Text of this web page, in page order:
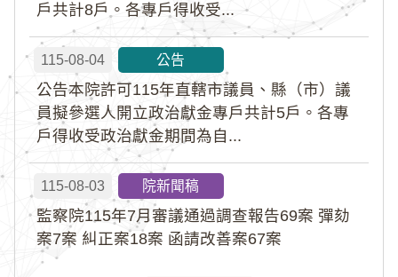
戶共計8戶。各專戶得收受...
115-08-04 公告
公告本院許可115年直轄市議員、縣（市）議
員擬參選人開立政治獻金專戶共計5戶。各專
戶得收受政治獻金期間為自...
115-08-03 院新聞稿
監察院115年7月審議通過調查報告69案 彈劾
案7案 糾正案18案 函請改善案67案